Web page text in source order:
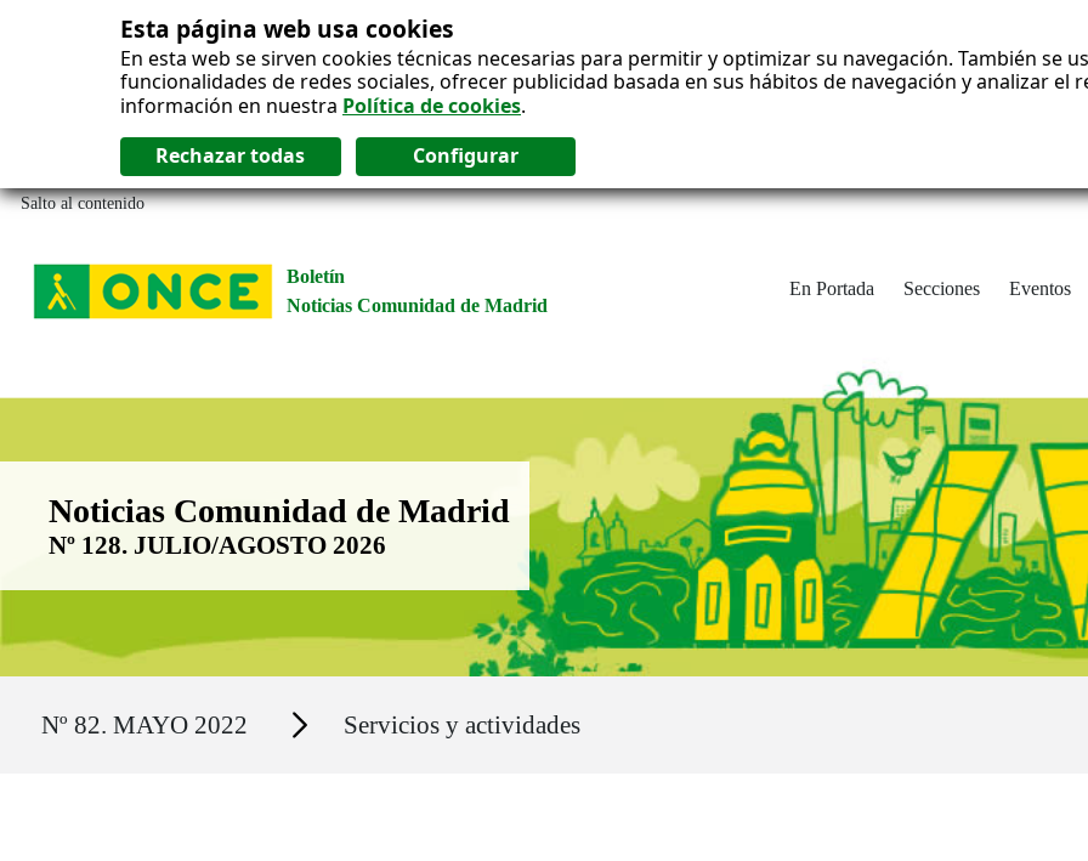
Esta página web usa cookies
En esta web se sirven cookies técnicas necesarias para permitir y optimizar su navegación. También se
funcionalidades de redes sociales, ofrecer publicidad basada en sus hábitos de navegación y analizar
información en nuestra Política de cookies.
Salto al contenido
Boletín
Noticias Comunidad de Madrid
En Portada Secciones Eventos
Boletín Noticias Comunidad de Madrid
Noticias Comunidad de Madrid
Nº 128. JULIO/AGOSTO 2026
Nº 82. MAYO 2022 Secciones Servicios y actividades